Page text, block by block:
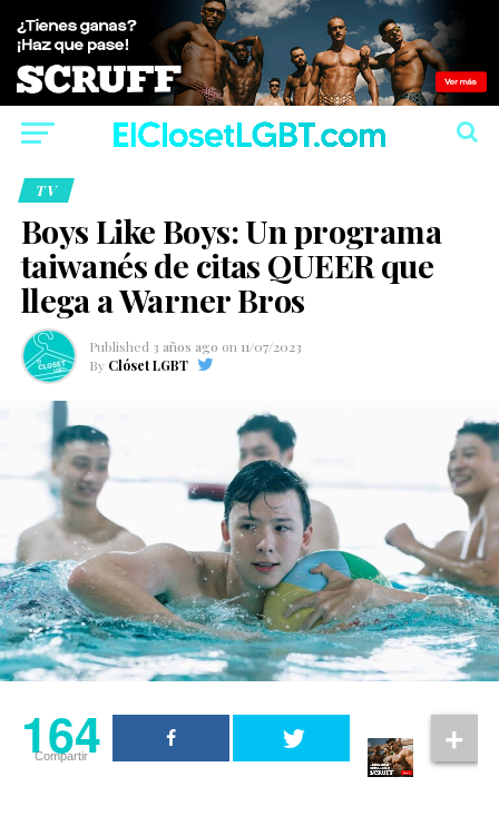
TV
Boys Like Boys: Un programa
taiwanés de citas QUEER que
llega a Warner Bros
Published 3 años ago on 11/07/2023
By Clóset LGBT
164
Compartir